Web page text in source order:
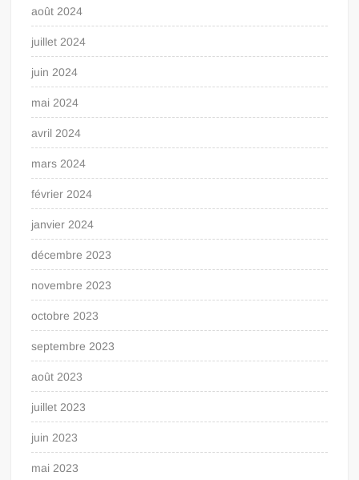
août 2024
juillet 2024
juin 2024
mai 2024
avril 2024
mars 2024
février 2024
janvier 2024
décembre 2023
novembre 2023
octobre 2023
septembre 2023
août 2023
juillet 2023
juin 2023
mai 2023